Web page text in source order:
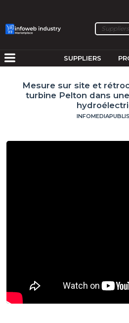
SUPPLIERS
Mesure sur site et
turbine Pelton dans